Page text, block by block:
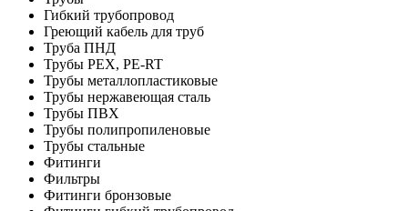
Гибкий трубопровод
Греющий кабель для труб
Труба ПНД
Трубы PEX, PE-RT
Трубы металлопластиковые
Трубы нержавеющая сталь
Трубы ПВХ
Трубы полипропиленовые
Трубы стальные
Фитинги
Фильтры
Фитинги бронзовые